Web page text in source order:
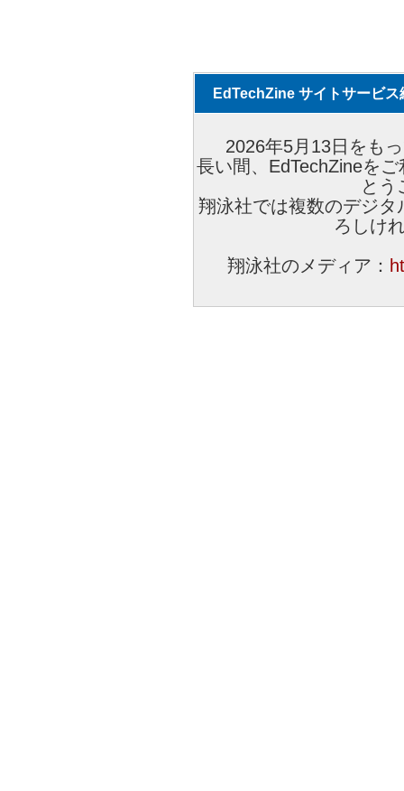
EdTechZine サイトサービス
2026年5月13日をも
長い間、EdTechZineを
とう
翔泳社では複数のデジ
ろしけ
翔泳社のメディア：